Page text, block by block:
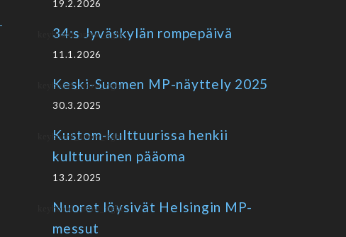
19.2.2026
34:s Jyväskylän rompepäivä
11.1.2026
Keski-Suomen MP-näyttely 2025
30.3.2025
Kustom-kulttuurissa henkii
kulttuurinen pääoma
13.2.2025
Nuoret löysivät Helsingin MP-
messut